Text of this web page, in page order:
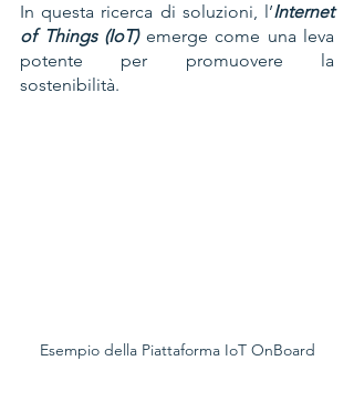
In questa ricerca di soluzioni, l’Internet
of Things (IoT) emerge come una leva
potente per promuovere la
sostenibilità.
Esempio della Piattaforma IoT OnBoard